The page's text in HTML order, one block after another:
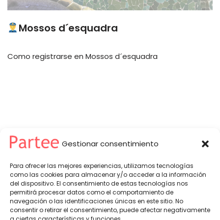
Gestionar consentimiento
Para ofrecer las mejores experiencias, utilizamos tecnologías
como las cookies para almacenar y/o acceder a la información
del dispositivo. El consentimiento de estas tecnologías nos
permitirá procesar datos como el comportamiento de
navegación o las identificaciones únicas en este sitio. No
consentir o retirar el consentimiento, puede afectar negativamente
Mossos d´esquadra
Como registrarse en Mossos d´esquadra
Partee© 2026 -Política de Privacidad-Condiciones del Servicio
partee@partee.es - soporte@partee.es